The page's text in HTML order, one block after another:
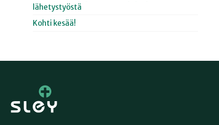
lähetystyöstä
Kohti kesää!